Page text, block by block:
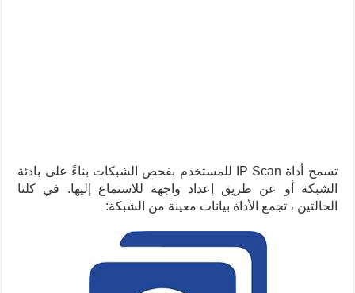
تسمح أداة IP Scan للمستخدم بفحص الشبكات بناءً على بادئة
الشبكة أو عن طريق إعداد واجهة للاستماع إليها. في كلتا
الحالتين ، تجمع الأداة بيانات معينة من الشبكة: